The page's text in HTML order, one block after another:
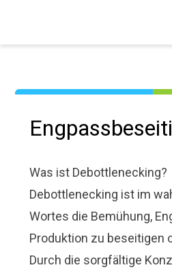
Was ist Debottlenecking?
Debottlenecking ist im
Wortes die Bemühung,
Produktion zu beseitigen
Durch die sorgfältige